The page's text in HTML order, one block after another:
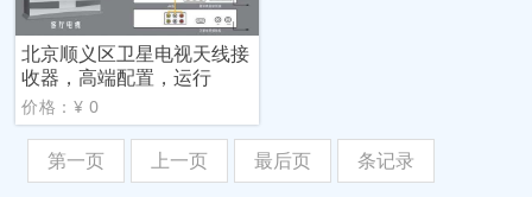
北京顺义区卫星电视天线接
收器，高端配置，运行
价格：¥ 0
第一页 上一页 最后页 条记录